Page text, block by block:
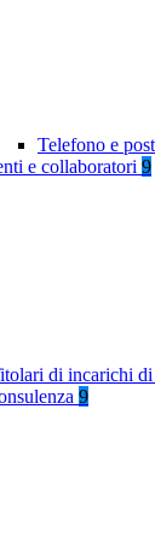
Telefono e
e collaboratori 9
di incarichi
9